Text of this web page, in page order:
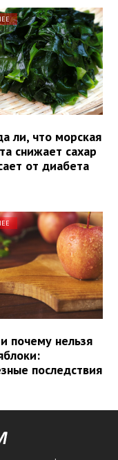
ли, что морская
снижает сахар
от диабета
почему нельзя
последствия